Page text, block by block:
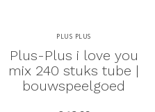
PLUS PLUS
Plus-Plus i love you
mix 240 stuks tube |
bouwspeelgoed